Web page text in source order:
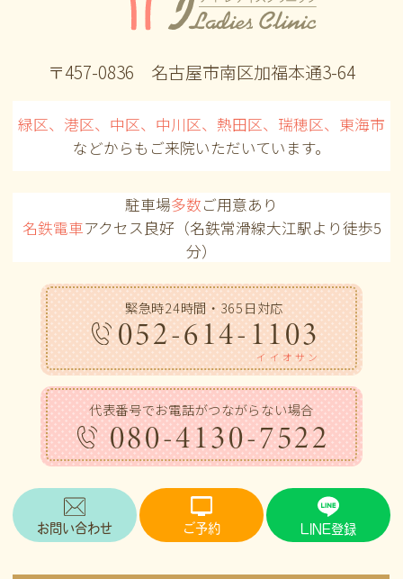
〒457-0836 名古屋市南区加福本通3-64
緑区、港区、中区、中川区、熱田区、瑞穂区、東海市
などからも ご来院いただいています。
駐車場多数ご用意あり
名鉄電車アクセス良好（名鉄常滑線大江駅より徒歩5
分）
緊急時24時間・365日対応
イイオサン
052-614-1103
代表番号でお電話がつながらない場合
080-4130-7522
お問い合わせ ご予約 LINE登録